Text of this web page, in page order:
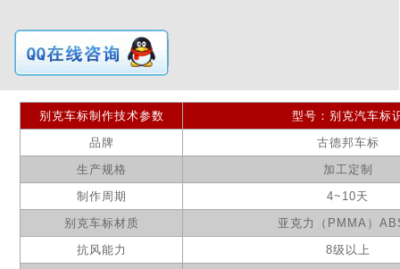
别克车标制作技术参数 型号：别克汽车标
品牌
古德邦车标
生产规格
加工定制
制作周期
4~10天
别克车标材质 亚克力（ PMMA ）
抗风能力
8级以上